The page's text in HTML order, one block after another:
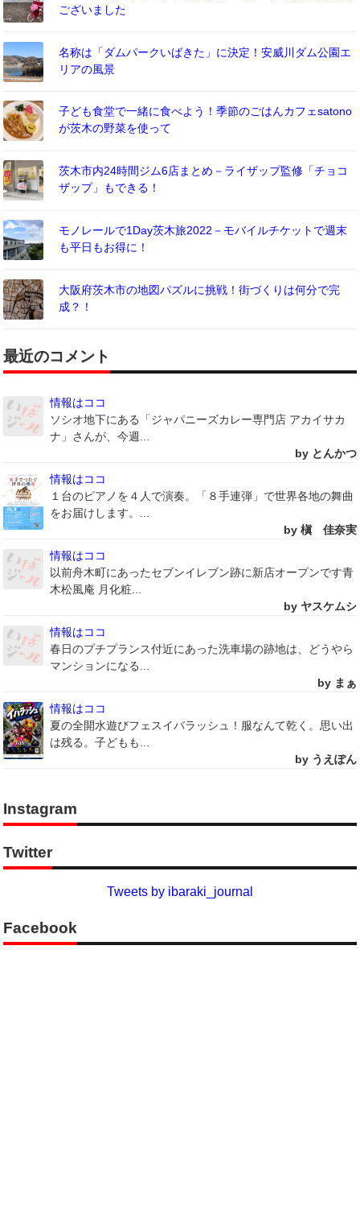
ございました
名称は「ダムパークいばきた」に決定！安威川ダム公園エ
リアの風景
子ども食堂で一緒に食べよう！季節のごはんカフェsatono
が茨木の野菜を使って
茨木市内24時間ジム6店まとめ－ライザップ監修「チョコ
ザップ」もできる！
モノレールで1Day茨木旅2022－モバイルチケットで週末
も平日もお得に！
大阪府茨木市の地図パズルに挑戦！街づくりは何分で完
成？！
最近のコメント
情報はココ
ソシオ地下にある「ジャパニーズカレー専門店 アカイサカ
ナ」さんが、今週...
by とんかつ
情報はココ
１台のピアノを４人で演奏。「８手連弾」で世界各地の舞曲
をお届けします。...
by 槇 佳奈実
情報はココ
以前舟木町にあったセブンイレブン跡に新店オープンです青
木松風庵 月化粧...
by ヤスケムシ
情報はココ
春日のプチプランス付近にあった洗車場の跡地は、どうやら
マンションになる...
by まぁ
情報はココ
夏の全開水遊びフェスイバラッシュ！服なんて乾く。思い出
は残る。子どもも...
by うえぽん
Instagram
Twitter
Tweets by ibaraki_journal
Facebook